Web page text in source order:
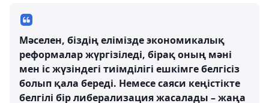
Мәселен, біздің елімізде экономикалық
реформалар жүргізіледі, бірақ оның мәні
мен іс жүзіндегі тиімділігі ешкімге белгісіз
болып қала береді. Немесе саяси кеңістікте
белгілі бір либерализация жасалады – жаңа